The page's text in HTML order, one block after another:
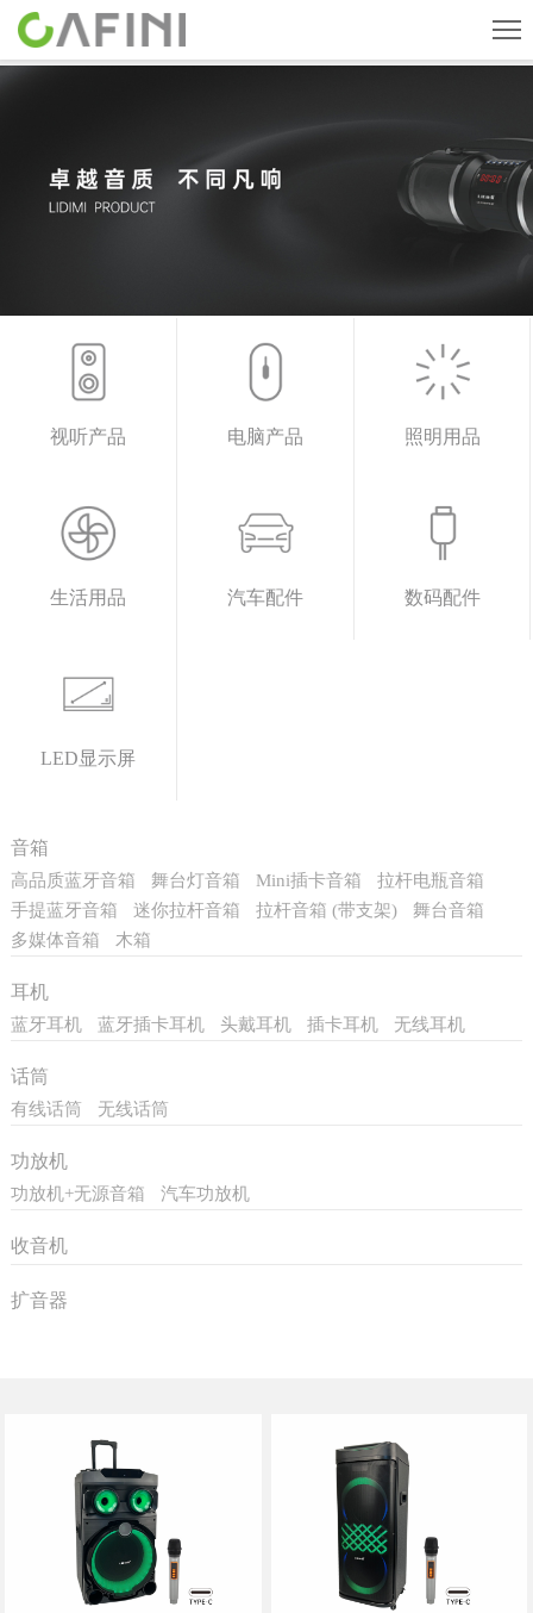
产品中心
人才招聘
联系我们
视听产品 电脑产品 照明用品
生活用品 汽车配件 数码配件
LED显示屏
音箱
高品质蓝牙音箱 舞台灯音箱 Mini插卡音箱
拉杆电瓶音箱
手提蓝牙音箱
迷你拉杆音箱 拉杆音箱 (带支架)
舞台音箱
多媒体音箱
木箱
耳机
蓝牙耳机 蓝牙插卡耳机 头戴耳机 插卡耳机 无线耳机
话筒
有线话筒 无线话筒
功放机
功放机+无源音箱 汽车功放机
收音机
扩音器